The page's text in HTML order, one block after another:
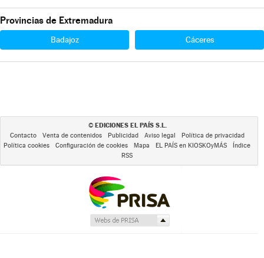
Provincias de Extremadura
Badajoz Cáceres
© EDICIONES EL PAÍS S.L.
Contacto Venta de contenidos Publicidad Aviso legal
Política de privacidad
Política cookies
Configuración de cookies Mapa EL PAÍS en KIOSKOyMÁS
Índice
RSS